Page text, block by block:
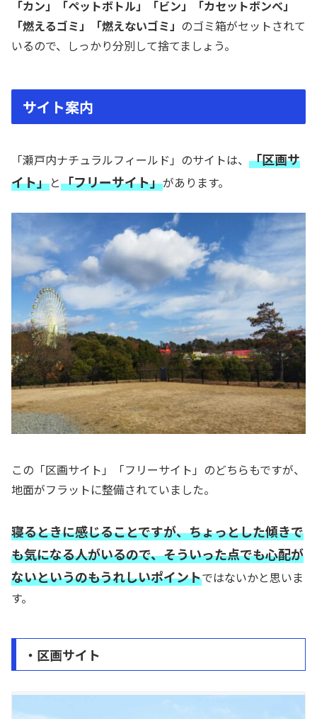
「カン」「ペットボトル」「ビン」「カセットボンベ」
「燃えるゴミ」「燃えないゴミ」 のゴミ箱がセットされて
いるので、しっかり分別して捨てましょう。
サイト案内
「瀬戸内ナチュラルフィールド」のサイトは、 「区画サ
イト」と「フリーサイト」があります。
この「区画サイト」「フリーサイト」のどちらもですが、
地面がフラットに整備されていました。
寝るときに感じることですが、ちょっとした傾きで
も気になる人がいるので、そういった点でも心配が
ないというのもうれしいポイントではないかと思いま
す。
・区画サイト